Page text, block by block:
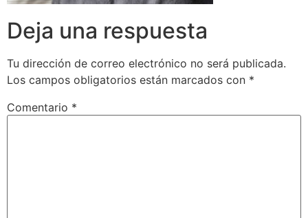
Deja una respuesta
Tu dirección de correo electrónico no será publicada.
Los campos obligatorios están marcados con *
Comentario *